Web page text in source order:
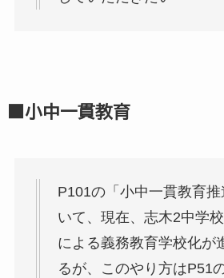
■小中一貫教育
P101の「小中一貫教育
いて、現在、志木2中学
による義務教育学校化が
るが、このやり方はP51